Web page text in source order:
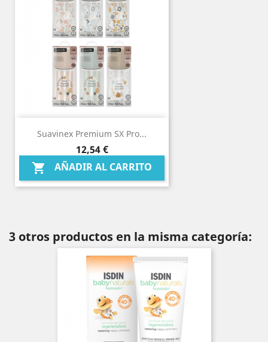
Suavinex Premium SX Pro...
Precio
12,54 €
 AÑADIR AL CARRITO
3 otros productos en la misma categoría: